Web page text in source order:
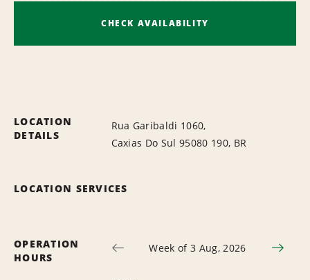
CHECK AVAILABILITY
LOCATION
DETAILS
Rua Garibaldi 1060,
Caxias Do Sul 95080 190, BR
LOCATION SERVICES
OPERATION
HOURS
Week of 3 Aug, 2026